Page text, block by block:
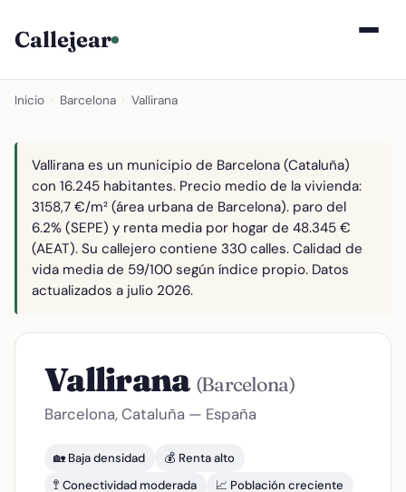
Callejear
Inicio Barcelona Vallirana
Vallirana es un municipio de Barcelona (Cataluña)
con 16.245 habitantes. Precio medio de la vivienda:
3158,7 €/m² (área urbana de Barcelona). paro del
6.2% (SEPE) y renta media por hogar de 48.345 €
(AEAT). Su callejero contiene 330 calles. Calidad de
vida media de 59/100 según índice propio. Datos
actualizados a julio 2026.
Vallirana (Barcelona)
Barcelona, Cataluña — España
🏡 Baja densidad
💰 Renta alto
🚏 Conectividad moderada
📈 Población creciente